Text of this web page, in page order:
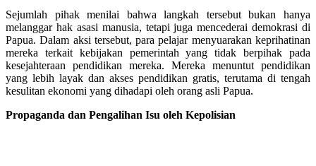
Sejumlah pihak menilai bahwa langkah tersebut bukan hanya
melanggar hak asasi manusia, tetapi juga mencederai demokrasi di
Papua. Dalam aksi tersebut, para pelajar menyuarakan keprihatinan
mereka terkait kebijakan pemerintah yang tidak berpihak pada
kesejahteraan pendidikan mereka. Mereka menuntut pendidikan
yang lebih layak dan akses pendidikan gratis, terutama di tengah
kesulitan ekonomi yang dihadapi oleh orang asli Papua.
Propaganda dan Pengalihan Isu oleh Kepolisian